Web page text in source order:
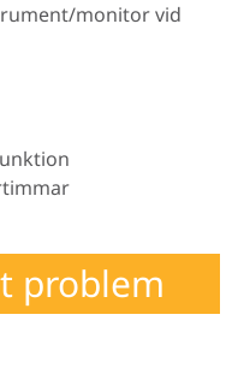
monitor vid
problem